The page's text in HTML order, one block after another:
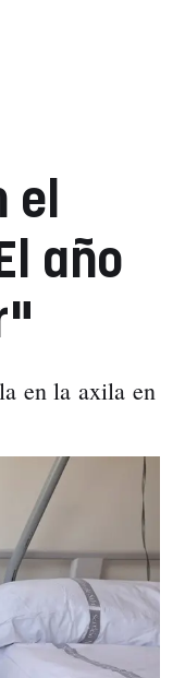
el
año
en la axila en